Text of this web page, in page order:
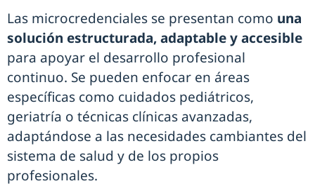
Las microcredenciales se presentan como una
solución estructurada, adaptable y accesible
para apoyar el desarrollo profesional
continuo. Se pueden enfocar en áreas
específicas como cuidados pediátricos,
geriatría o técnicas clínicas avanzadas,
adaptándose a las necesidades cambiantes del
sistema de salud y de los propios
profesionales.